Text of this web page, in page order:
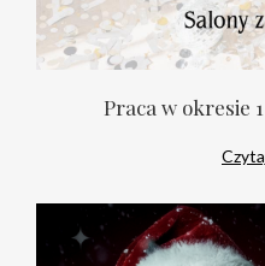
Praca w okresie